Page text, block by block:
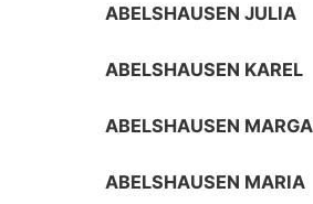
ABELSHAUSEN JULIA
ABELSHAUSEN KAREL
ABELSHAUSEN
ABELSHAUSEN MARIA